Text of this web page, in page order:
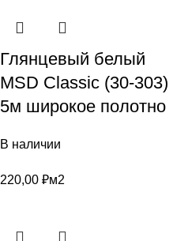
Глянцевый белый
MSD Classic (30-303)
5м широкое полотно
В наличии
220,00 ₽м2